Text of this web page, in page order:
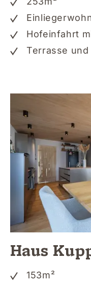
Hofeinfahrt
Terrasse und
Haus
153m²